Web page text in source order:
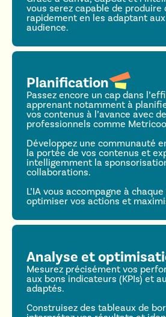
vous serez capable de produire
rapidement en les adaptant
audience.
Planification
Passez encore un cap dans
apprenant notamment à
vos contenus à l’avance avec
professionnels comme
Développez une communauté
la portée de vos contenus et
intelligemment la
collaborations.
L’IA vous accompagne à
optimiser vos actions et
Analyse et
Mesurez précisément vos
aux bons indicateurs (KPIs) et
adaptés.
Construisez des tableaux de